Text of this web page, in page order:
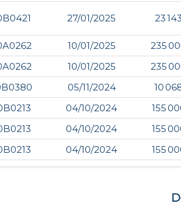
27/01/2025 23
10/01/2025 235
10/01/2025 235
05/11/2024 10
04/10/2024 155
04/10/2024 155
04/10/2024 155